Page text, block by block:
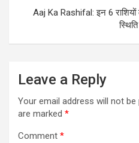
Aaj Ka Rashifal: इन 6 राशियों
Leave a Reply
Your email address will not be
are marked *
Comment *